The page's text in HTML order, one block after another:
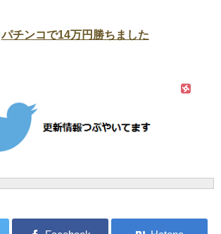
パチンコで14万円勝ちました